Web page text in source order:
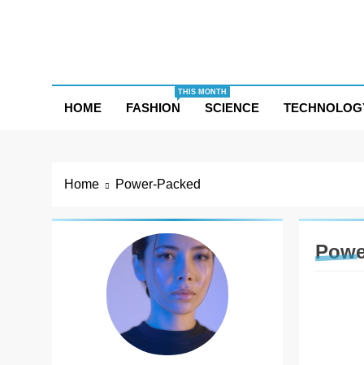
HOME FASHION
THIS MONTH
SCIENCE
Home Power-Packed